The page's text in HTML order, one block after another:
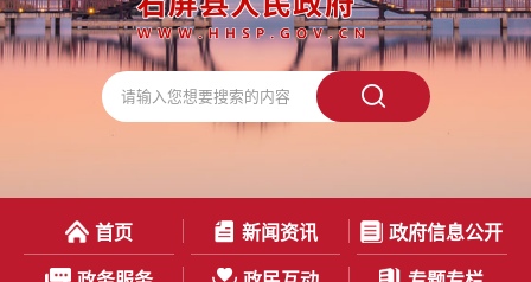
首页 新闻资讯 政府信息公开